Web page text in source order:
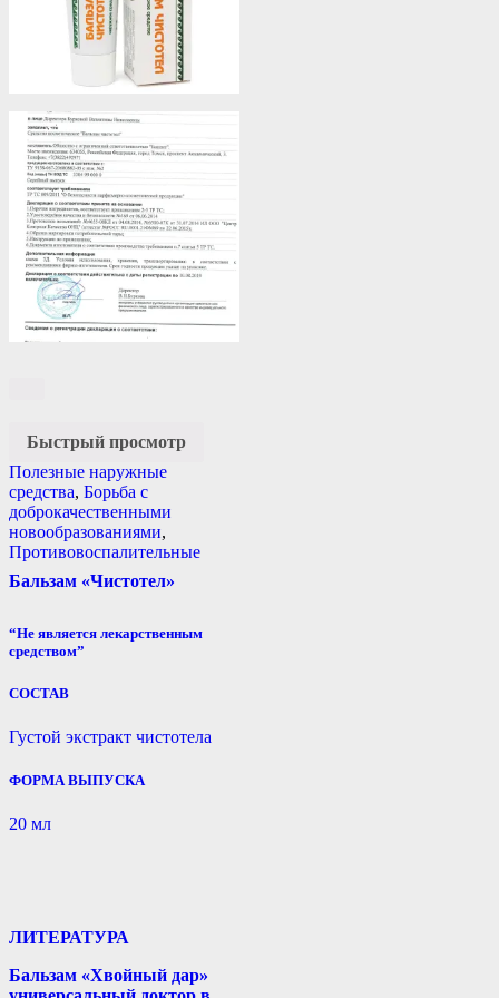
Быстрый просмотр
Полезные наружные
средства, Борьба с
доброкачественными
новообразованиями,
Противовоспалительные
Бальзам «Чистотел»
“Не является лекарственным
средством”
СОСТАВ
Густой экстракт чистотела
ФОРМА ВЫПУСКА
20 мл
ЛИТЕРАТУРА
Бальзам «Хвойный дар»